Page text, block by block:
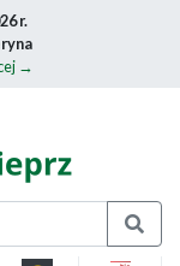
r.
→
Szukaj